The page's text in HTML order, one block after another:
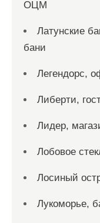
ОЦМ
Латунские
бани
Легендорс,
Либерти,
Лидер,
Лобовое
Лосиный
Лукоморье,